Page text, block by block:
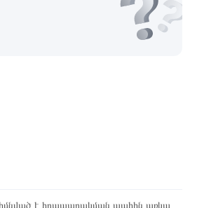
է հրապարակման պահին առկա